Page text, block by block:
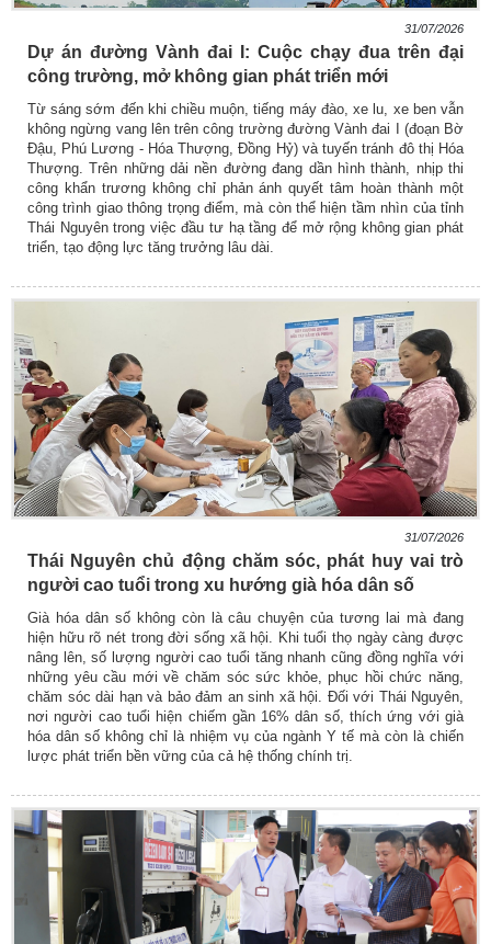
31/07/2026
Dự án đường Vành đai I: Cuộc chạy đua trên đại
công trường, mở không gian phát triển mới
Từ sáng sớm đến khi chiều muộn, tiếng máy đào, xe lu, xe ben vẫn
không ngừng vang lên trên công trường đường Vành đai I (đoạn Bờ
Đậu, Phú Lương - Hóa Thượng, Đồng Hỷ) và tuyến tránh đô thị Hóa
Thượng. Trên những dải nền đường đang dần hình thành, nhịp thi
công khẩn trương không chỉ phản ánh quyết tâm hoàn thành một
công trình giao thông trọng điểm, mà còn thể hiện tầm nhìn của tỉnh
Thái Nguyên trong việc đầu tư hạ tầng để mở rộng không gian phát
triển, tạo động lực tăng trưởng lâu dài.
31/07/2026
Thái Nguyên chủ động chăm sóc, phát huy vai trò
người cao tuổi trong xu hướng già hóa dân số
Già hóa dân số không còn là câu chuyện của tương lai mà đang
hiện hữu rõ nét trong đời sống xã hội. Khi tuổi thọ ngày càng được
nâng lên, số lượng người cao tuổi tăng nhanh cũng đồng nghĩa với
những yêu cầu mới về chăm sóc sức khỏe, phục hồi chức năng,
chăm sóc dài hạn và bảo đảm an sinh xã hội. Đối với Thái Nguyên,
nơi người cao tuổi hiện chiếm gần 16% dân số, thích ứng với già
hóa dân số không chỉ là nhiệm vụ của ngành Y tế mà còn là chiến
lược phát triển bền vững của cả hệ thống chính trị.